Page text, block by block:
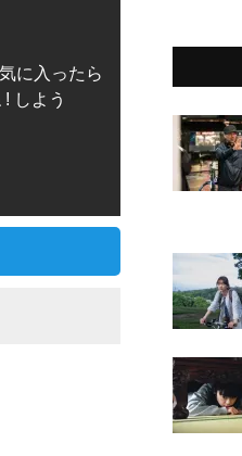
に入ったら
しよう